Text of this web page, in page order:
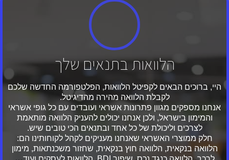
הלוואות בתנאים שלך
היי, ברוכים הבאים לקפיטל הלוואות, הפלטפורמה החדשה שלכם
לקבלת הלוואה מהירה מהדיגיטל.
אנחנו מספקים מגוון פתרונות אשראי ועובדים עם כל גופי אשראי
והמימון בישראל, ולכן אנחנו יכולים להעניק הלוואה מותאמת
לצרכים וליכולת של כל אחד ובתנאים הכי טובים שיש.
חלק ממוצרי האשראי שאנחנו מעניקים לקהל לקוחותינו הם:
הלוואה בנקאית, הלוואה חוץ בנקאית, שחזור משכנתאות, מימון